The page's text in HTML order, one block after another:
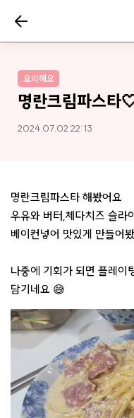
요리해요
명란크림파스타
2024.07.02 22:13
명란크림파스타 해봤어요
우유와 버터,체다치즈 슬라
베이컨넣어 맛있게 만들어
나중에 기회가 되면 플레이
담기네요 😅